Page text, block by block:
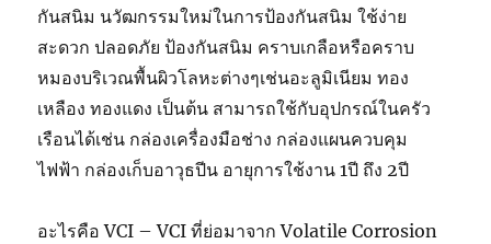
กันสนิม นวัฒกรรมใหม่ในการป้องกันสนิม ใช้ง่าย
สะดวก ปลอดภัย ป้องกันสนิม คราบเกลือหรือคราบ
หมองบริเวณพื้นผิวโลหะต่างๆเช่นอะลูมิเนียม ทอง
เหลือง ทองแดง เป็นต้น สามารถใช้กับอุปกรณ์ในครัว
เรือนได้เช่น กล่องเครื่องมือช่าง กล่องแผนควบคุม
ไฟฟ้า กล่องเก็บอาวุธปีน อายุการใช้งาน 1ปี ถึง 2ปี
อะไรคือ VCI – VCI ที่ย่อมาจาก Volatile Corrosion